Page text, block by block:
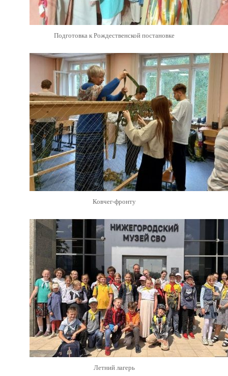
Подготовка к Рождественской постановке
Ковчег-фронту
Летний лагерь